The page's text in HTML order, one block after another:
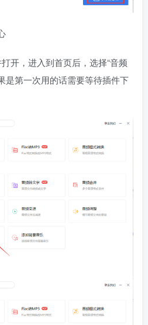
开，进入到首页后，选择“音频
是第一次用的话需要等待插件下